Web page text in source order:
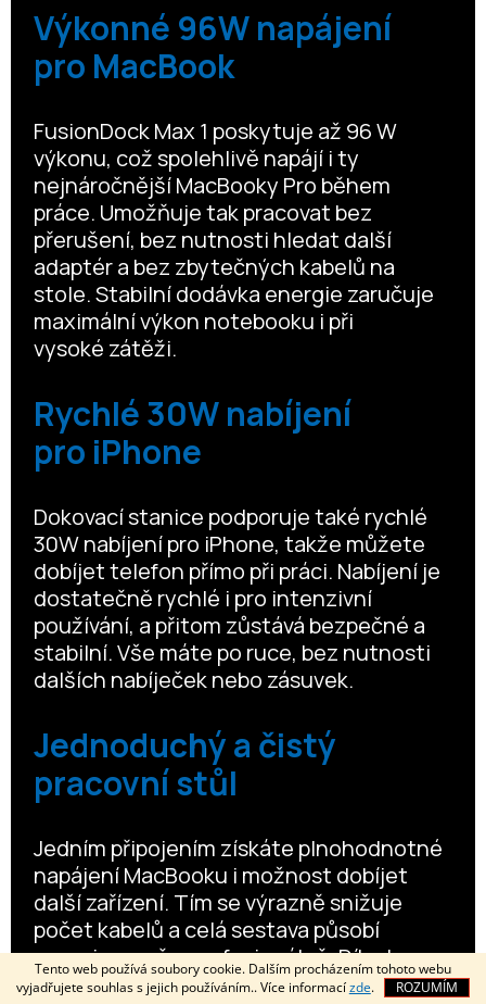
Tento web používá soubory cookie. Dalším procházením tohoto webu
vyjadřujete souhlas s jejich používáním.. Více informacízde. ROZUMÍM
Výkonné 96W napájení
pro MacBook
FusionDock Max 1 poskytuje až 96 W
výkonu, což spolehlivě napájí i ty
nejnáročnější MacBooky Pro během
práce. Umožňuje tak pracovat bez
přerušení, bez nutnosti hledat další
adaptér a bez zbytečných kabelů na
stole. Stabilní dodávka energie zaručuje
maximální výkon notebooku i při
vysoké zátěži.
Rychlé 30W nabíjení
pro iPhone
Dokovací stanice podporuje také rychlé
30W nabíjení pro iPhone, takže můžete
dobíjet telefon přímo při práci. Nabíjení je
dostatečně rychlé i pro intenzivní
používání, a přitom zůstává bezpečné a
stabilní. Vše máte po ruce, bez nutnosti
dalších nabíječek nebo zásuvek.
Jednoduchý a čistý
pracovní stůl
Jedním připojením získáte plnohodnotné
napájení MacBooku i možnost dobíjet
další zařízení. Tím se výrazně snižuje
počet kabelů a celá sestava působí
organizovaně a profesionálně. Díky tomu
můžete pracovat efektivněji a udržet si